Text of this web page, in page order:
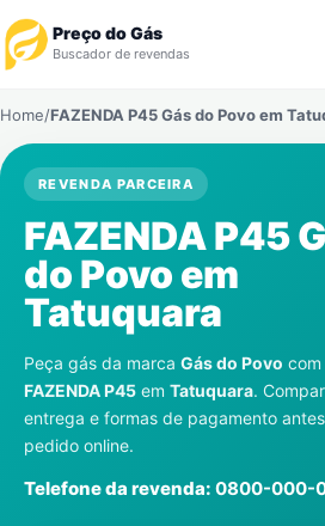
Preço do Gás
Buscador de revendas
Revendedor
Notícias
Cadastre-se
Gás
Contatos
Home/FAZENDA P45 Gás do Povo em
REVENDA PARCEIRA
FAZENDA P45
do Povo em
Tatuquara
Peça gás da marca Gás do Povo com
FAZENDA P45 em Tatuquara.
entrega e formas de pagamento
pedido online.
Telefone da revenda: 0800-000-